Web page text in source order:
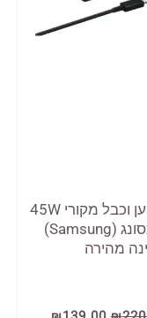
מטען וכבל מקורי 45W
סמסונג (Samsung)
מהירה
המחיר